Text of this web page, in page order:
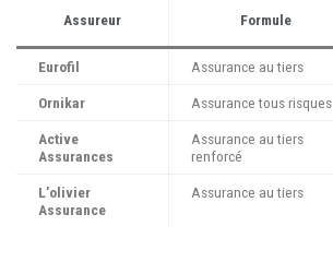
Assureur Formule
Eurofil Assurance au tiers
Ornikar Assurance tous risques
Active
Assurances
Assurance au tiers
renforcé
L’olivier
Assurance
Assurance au tiers